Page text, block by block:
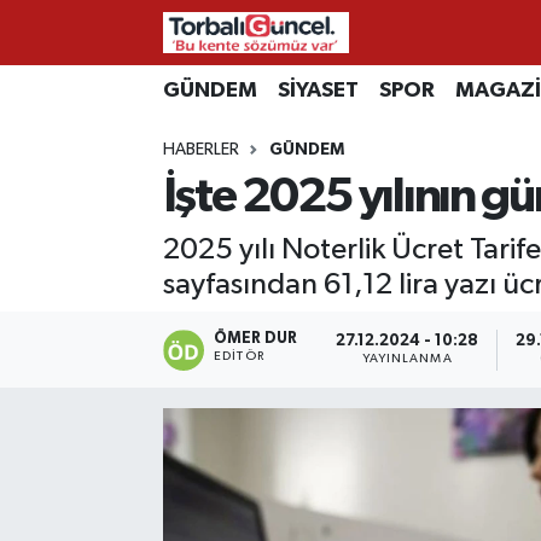
GÜNDEM SİYASET SPOR
HABERLER GÜNDEM
İşte 2025 yılının
2025 yılı Noterlik Ücret
sayfasından 61,12 lira yazı
ÖMER DUR
EDITÖR
27.12.2024 - 10:28
YAYINLANMA
İzmir Nöbetçi Eczaneler
İzmir Hava Durumu
İzmir Namaz Vakitleri
İzmir Trafik Yoğunluk Haritası
Süper Lig Puan Durumu ve Fikstür
Son Dakika Haberleri